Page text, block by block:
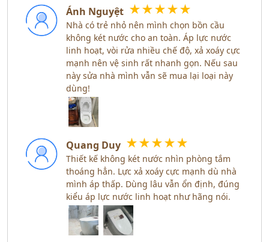
Ánh Nguyệt ★★★★★
Nhà có trẻ nhỏ nên mình chọn bồn cầu
không két nước cho an toàn. Áp lực nước
linh hoạt, vòi rửa nhiều chế độ, xả xoáy cực
mạnh nên vệ sinh rất nhanh gọn. Nếu sau
này sửa nhà mình vẫn sẽ mua lại loại này
dùng!
Quang Duy ★★★★★
Thiết kế không két nước nhìn phòng tắm
thoáng hẳn. Lực xả xoáy cực mạnh dù nhà
mình áp thấp. Dùng lâu vẫn ổn định, đúng
kiểu áp lực nước linh hoạt như hãng nói.